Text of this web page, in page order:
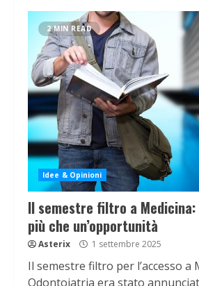
2 MIN READ
Idee & Opinioni
Il semestre filtro a
più che un’opportunità
Asterix 1 settembre 2025
Il semestre filtro per l’accesso a
Odontoiatria era stato